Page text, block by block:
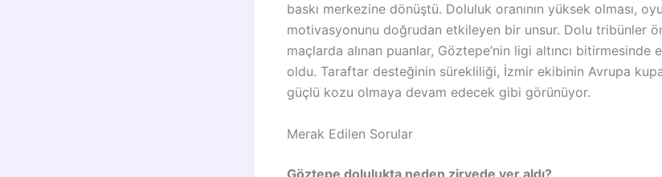
baskı merkezine dönüştü. Doluluk oranının yüksek olması,
motivasyonunu doğrudan etkileyen bir unsur. Dolu tribünler
maçlarda alınan puanlar, Göztepe’nin ligi altıncı bitirmesinde
oldu. Taraftar desteğinin sürekliliği, İzmir ekibinin Avrupa
güçlü kozu olmaya devam edecek gibi görünüyor.
Merak Edilen Sorular
Göztepe dolulukta neden zirvede yer aldı?